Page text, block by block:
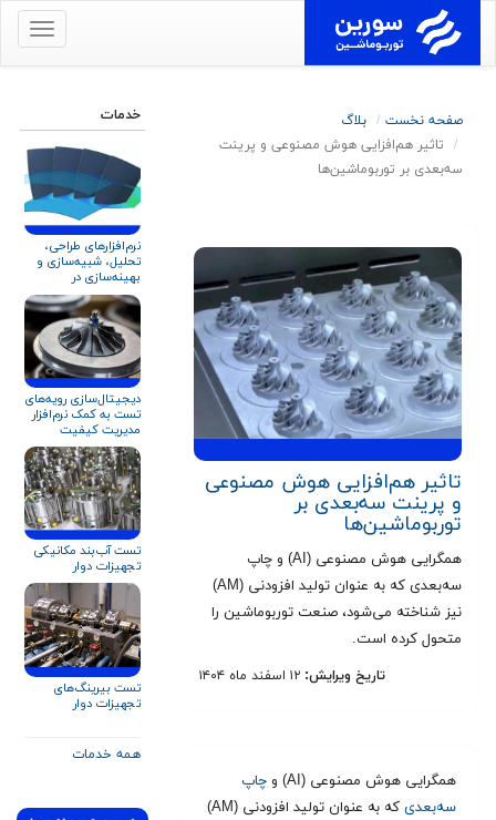
برای
کنید
صفحه نخست
بلاگ
تاثیر هم‌افزایی هوش مصنوعی و پرینت
سه‌بعدی بر توربوماشین‌ها
تاثیر هم‌افزایی هوش مصنوعی
و پرینت سه‌بعدی بر
توربوماشین‌ها
همگرایی هوش مصنوعی (AI) و چاپ
سه‌بعدی که به عنوان تولید افزودنی (AM)
نیز شناخته می‌شود، صنعت توربوماشین را
متحول کرده است.
تاریخ ویرایش: ۱۲ اسفند ماه ۱۴۰۴
همگرایی هوش مصنوعی (AI) و
چاپ
سه‌بعدی
که به عنوان تولید افزودنی (AM)
خدمات
نرم‌افزارهای طراحی،
تحلیل، شبیه‌سازی و
بهینه‌سازی در
توربوماشین‌ها
دیجیتال‌سازی رویه‌های
تست به کمک نرم‌افزار
مدیریت کیفیت
تست آب‌بند مکانیکی
تجهیزات دوار
تست بیرینگ‌های
تجهیزات دوار
همه خدمات